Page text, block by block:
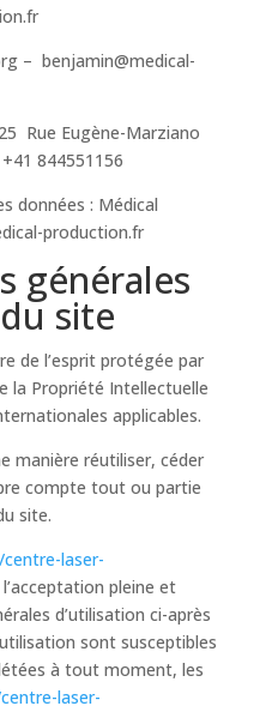
– benjamin@medical-
Rue Eugène-Marziano
844551156
données : Médical
production.fr
générales
site
de l’esprit protégée par
la Propriété Intellectuelle
applicables.
manière réutiliser, céder
compte tout ou partie
site.
laser-
pleine et
d’utilisation ci-après
sont susceptibles
à tout moment, les
laser-